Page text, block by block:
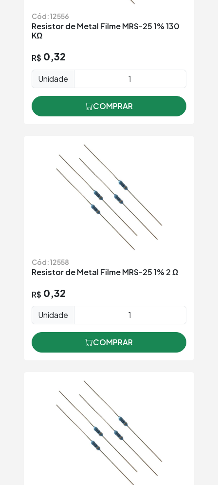
Cód: 12556
Resistor de Metal Filme MRS-25 1% 130
KΩ
R$ 0,32
Unidade
COMPRAR
Cód: 12558
Resistor de Metal Filme MRS-25 1% 2 Ω
R$ 0,32
Unidade
COMPRAR